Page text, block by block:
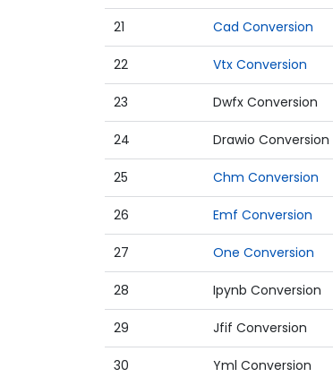
21 Cad Conversion
22 Vtx Conversion
23 Dwfx Conversion
24 Drawio Conversion
25 Chm Conversion
26 Emf Conversion
27 One Conversion
28 Ipynb Conversion
29 Jfif Conversion
30 Yml Conversion